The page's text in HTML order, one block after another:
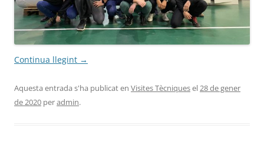
Continua llegint →
Aquesta entrada s'ha publicat en Visites Tècniquesel28 de gener
de 2020 peradmin.